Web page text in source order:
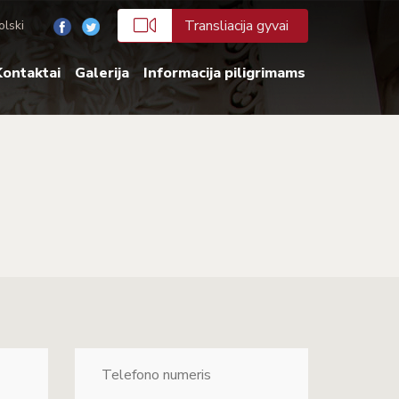
Transliacija gyvai
Galerija
Informacija piligrimams